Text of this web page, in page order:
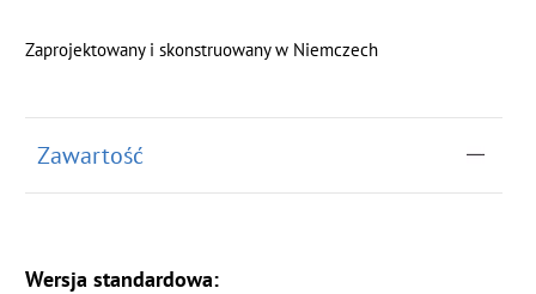
Zaprojektowany i skonstruowany w Niemczech
Zawartość
Wersja standardowa: